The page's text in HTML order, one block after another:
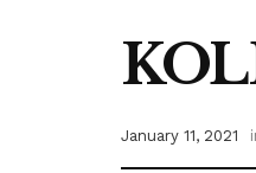
January 11, 2021